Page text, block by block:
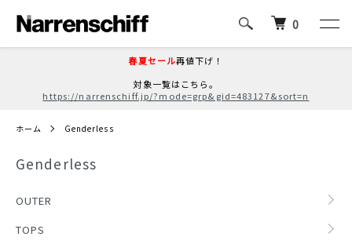
春夏セール再値下げ！
対象一覧はこちら。
https://narrenschiff.jp/?mode=grp&gid=483127&sort=n
0
ホーム Genderless
Genderless
グループ一覧
OUTER
TOPS